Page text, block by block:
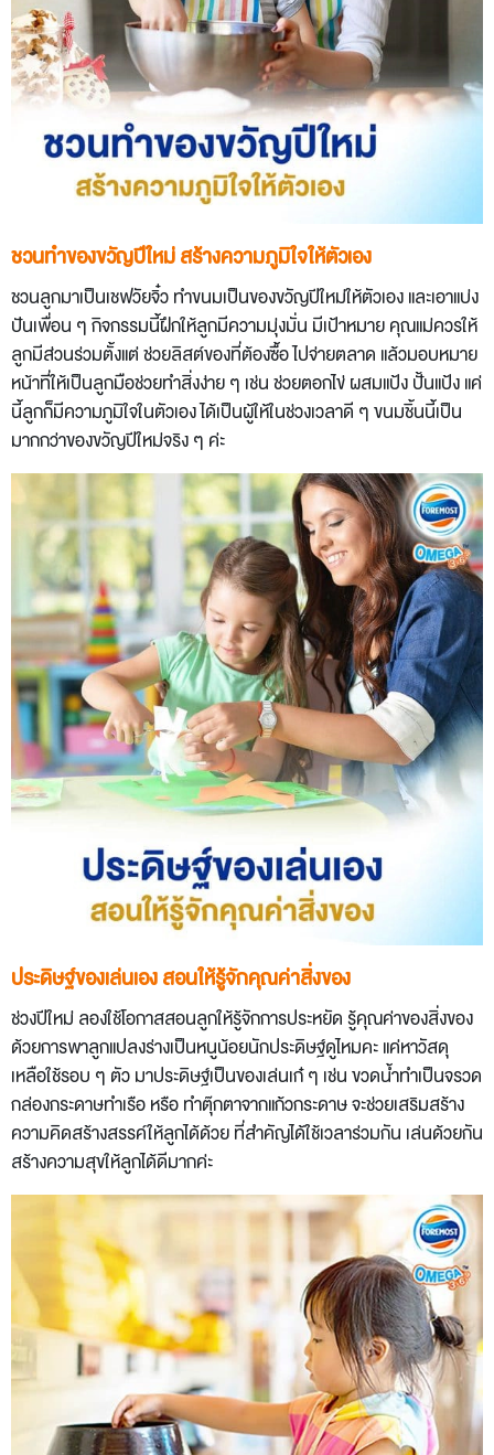
ชวนทำของขวัญปีใหม่ สร้างความภูมิใจให้ตัวเอง
ชวนลูกมาเป็นเชฟวัยจิ๋ว ทำขนมเป็นของขวัญปีใหม่ให้ตัวเอง และเอาแบ่ง
ปันเพื่อน ๆ กิจกรรมนี้ฝึกให้ลูกมีความมุ่งมั่น มีเป้าหมาย คุณแม่ควรให้
ลูกมีส่วนร่วมตั้งแต่ ช่วยลิสต์ของที่ต้องซื้อ ไปจ่ายตลาด แล้วมอบหมาย
หน้าที่ให้เป็นลูกมือช่วยทำสิ่งง่าย ๆ เช่น ช่วยตอกไข่ ผสมแป้ง ปั้นแป้ง แค่
นี้ลูกก็มีความภูมิใจในตัวเอง ได้เป็นผู้ให้ในช่วงเวลาดี ๆ ขนมชิ้นนี้เป็น
มากกว่าของขวัญปีใหม่จริง ๆ ค่ะ
ประดิษฐ์ของเล่นเอง สอนให้รู้จักคุณค่าสิ่งของ
ช่วงปีใหม่ ลองใช้โอกาสสอนลูกให้รู้จักการประหยัด รู้คุณค่าของสิ่งของ
ด้วยการพาลูกแปลงร่างเป็นหนูน้อยนักประดิษฐ์ดูไหมคะ แค่หาวัสดุ
เหลือใช้รอบ ๆ ตัว มาประดิษฐ์เป็นของเล่นเก๋ ๆ เช่น ขวดน้ำทำเป็นจรวด
กล่องกระดาษทำเรือ หรือ ทำตุ๊กตาจากแก้วกระดาษ จะช่วยเสริมสร้าง
ความคิดสร้างสรรค์ให้ลูกได้ด้วย ที่สำคัญได้ใช้เวลาร่วมกัน เล่นด้วยกัน
สร้างความสุขให้ลูกได้ดีมากค่ะ